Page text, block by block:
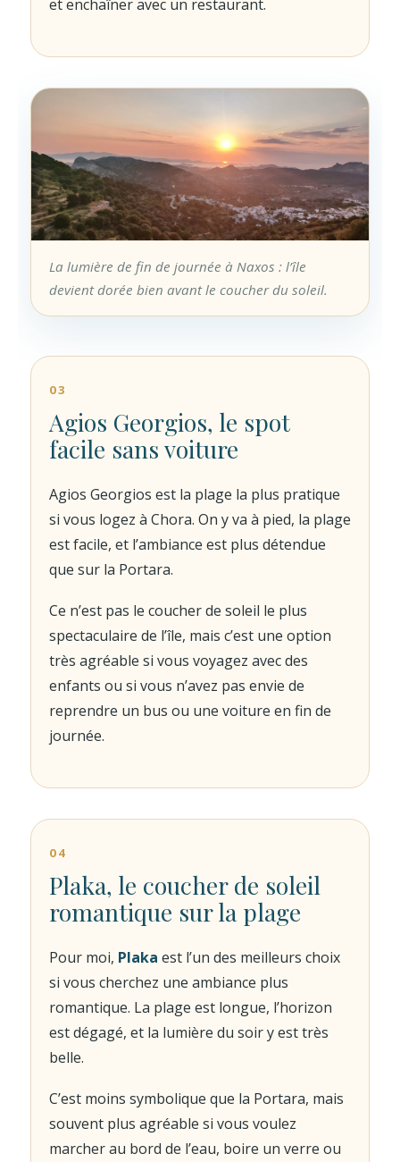
et enchaîner avec un restaurant.
La lumière de fin de journée à Naxos : l’île
devient dorée bien avant le coucher du soleil.
03
Agios Georgios, le spot
facile sans voiture
Agios Georgios est la plage la plus pratique
si vous logez à Chora. On y va à pied, la plage
est facile, et l’ambiance est plus détendue
que sur la Portara.
Ce n’est pas le coucher de soleil le plus
spectaculaire de l’île, mais c’est une option
très agréable si vous voyagez avec des
enfants ou si vous n’avez pas envie de
reprendre un bus ou une voiture en fin de
journée.
04
Plaka, le coucher de soleil
romantique sur la plage
Pour moi, Plaka est l’un des meilleurs choix
si vous cherchez une ambiance plus
romantique. La plage est longue, l’horizon
est dégagé, et la lumière du soir y est très
belle.
C’est moins symbolique que la Portara, mais
souvent plus agréable si vous voulez
marcher au bord de l’eau, boire un verre ou